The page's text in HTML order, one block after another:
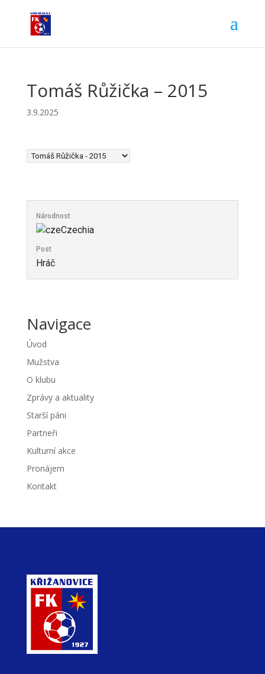
Tomáš Růžička – 2015
3.9.2025
Národnost
Czechia
Post
Hráč
Navigace
Úvod
Mužstva
O klubu
Zprávy a aktuality
Starší páni
Partneři
Kulturní akce
Pronájem
Kontakt